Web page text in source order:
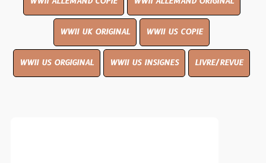
WWII UK ORIGINAL WWII US COPIE
WWII US ORGIGINAL WWII US INSIGNES LIVRE/REVUE